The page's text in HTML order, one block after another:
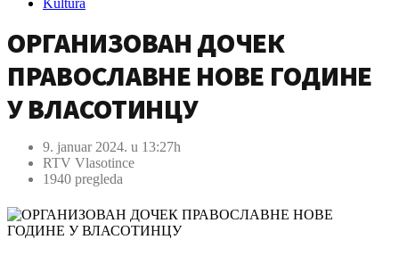
Kultura
ОРГАНИЗОВАН ДОЧЕК
ПРАВОСЛАВНЕ НОВЕ ГОДИНЕ
У ВЛАСОТИНЦУ
9. januar 2024. u 13:27h
RTV Vlasotince
1940 pregleda